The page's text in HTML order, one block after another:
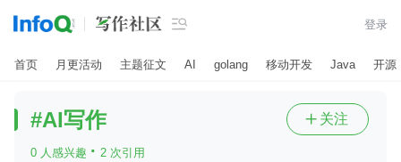
 登录
首页 月更活动 主题征文 AI golang 移动开发 Java 开源
#AI写作
0 人感兴趣 · 2 次引用
 关注